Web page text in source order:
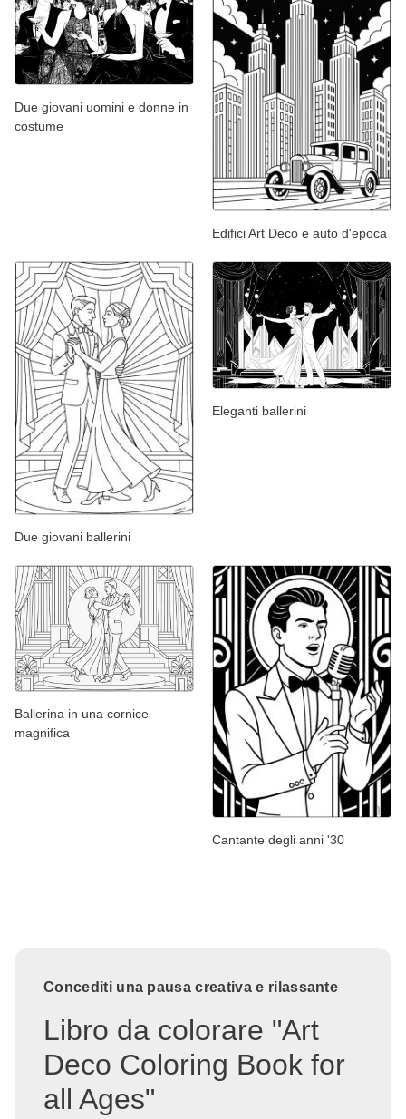
Due giovani uomini e donne in
costume
Edifici Art Deco e auto d'epoca
Due giovani ballerini
Eleganti ballerini
Ballerina in una cornice
magnifica
Cantante degli anni '30
Concediti una pausa creativa e rilassante
Libro da colorare "Art
Deco Coloring Book for
all Ages"